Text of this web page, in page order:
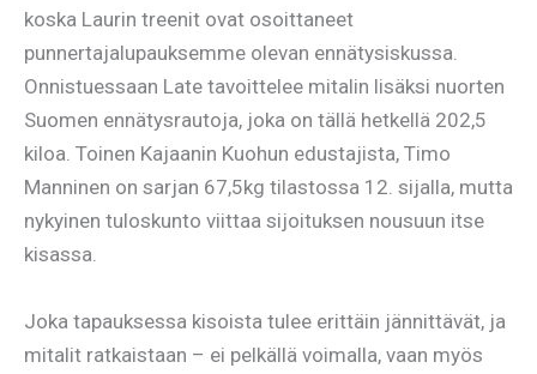
koska Laurin treenit ovat osoittaneet
punnertajalupauksemme olevan ennätysiskussa.
Onnistuessaan Late tavoittelee mitalin lisäksi nuorten
Suomen ennätysrautoja, joka on tällä hetkellä 202,5
kiloa. Toinen Kajaanin Kuohun edustajista, Timo
Manninen on sarjan 67,5kg tilastossa 12. sijalla, mutta
nykyinen tuloskunto viittaa sijoituksen nousuun itse
kisassa.
Joka tapauksessa kisoista tulee erittäin jännittävät, ja
mitalit ratkaistaan – ei pelkällä voimalla, vaan myös